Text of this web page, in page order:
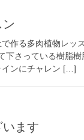
ン
作る多肉植物レッ
下さっている樹脂
インにチャレン […]
ます